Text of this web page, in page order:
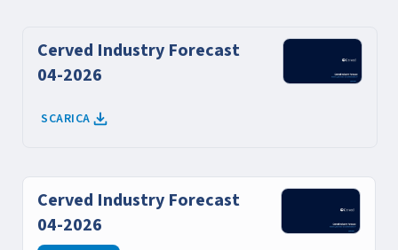
Cerved Industry Forecast
04-2026
SCARICA
Cerved Industry Forecast
04-2026